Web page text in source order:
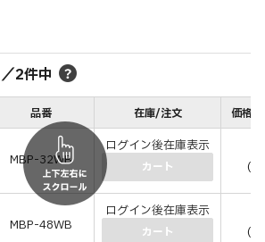
／2件中
品番 在庫/注文 価格(
MBP-32WB
ログイン後在庫表示
カート (
MBP-48WB
ログイン後在庫表示
カート (